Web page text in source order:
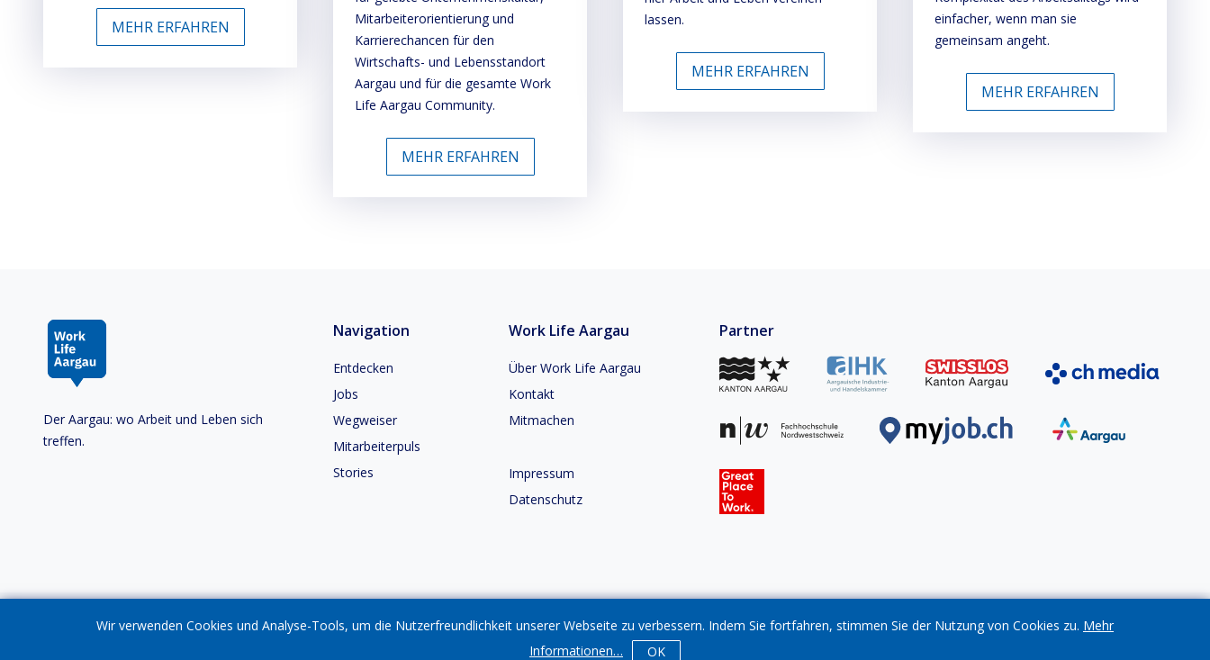
MEHR ERFAHREN
Mitarbeiterorientierung und
Karrierechancen für den
Wirtschafts- und Lebensstandort
Aargau und für die gesamte Work
Life Aargau Community.
MEHR ERFAHREN
lassen.
MEHR ERFAHREN
einfacher, wenn man sie
gemeinsam angeht.
MEHR ERFAHREN
Der Aargau: wo Arbeit und Leben sich
treffen.
Navigation
Entdecken
Jobs
Wegweiser
Mitarbeiterpuls
Stories
Work Life Aargau
Über Work Life Aargau
Kontakt
Mitmachen
Impressum
Datenschutz
Partner
© Verein Work Life Aargau
Wir verwenden Cookies und Analyse-Tools, um die Nutzerfreundlichkeit unserer Webseite zu verbessern. Indem Sie fortfahren, stimmen Sie der Nutzung von Cookies zu. Mehr
Informationen… OK